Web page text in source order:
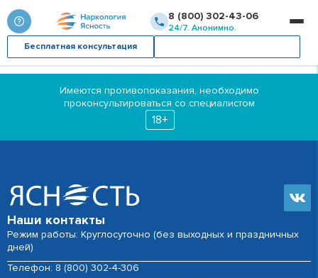
8 (800) 302-43-06
24/7. Анонимно.
Бесплатная консультация
Имеются противопоказания, необходимо
проконсультироваться со специалистом
18+
Наши контакты
Режим работы: Круглосуточно (без выходных и праздничных
дней)
Телефон: 8 (800) 302-4-306